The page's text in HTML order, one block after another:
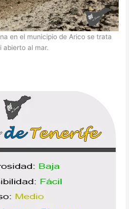
en el municipio de Arico se trata
abierto al mar.